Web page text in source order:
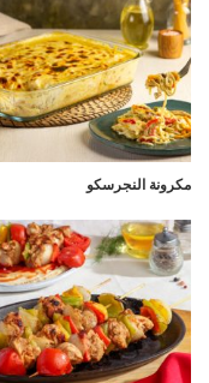
مكرونة النجرسكو